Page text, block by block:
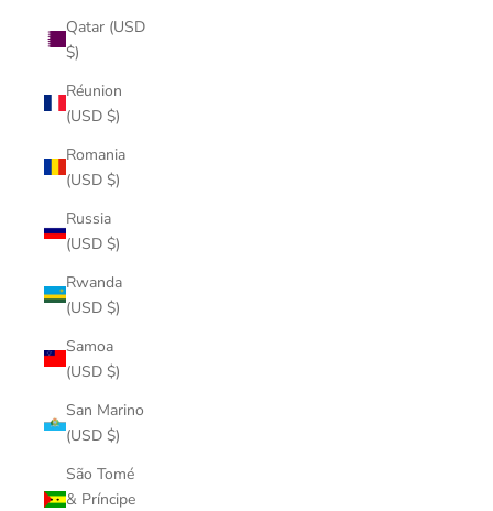
Qatar (USD
$)
Réunion
(USD $)
Romania
(USD $)
Russia
(USD $)
Rwanda
(USD $)
Samoa
(USD $)
San Marino
(USD $)
São Tomé
& Príncipe